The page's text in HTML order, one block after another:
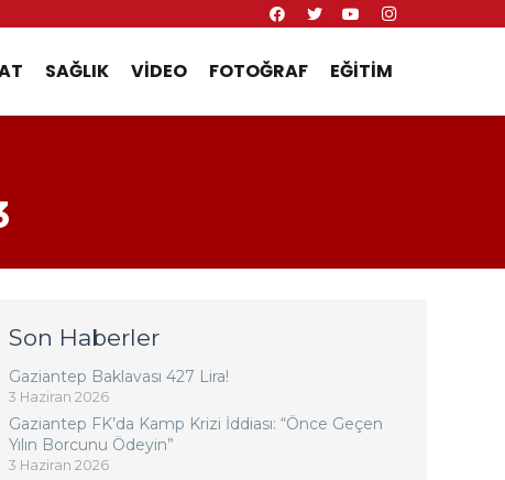
SAĞLIK VIDEO FOTOĞRAF EĞITIM
Son Haberler
Gaziantep Baklavası 427 Lira!
3 Haziran 2026
Gaziantep FK’da Kamp Krizi İddiası: “Önce Geçen
Yılın Borcunu Ödeyin”
3 Haziran 2026